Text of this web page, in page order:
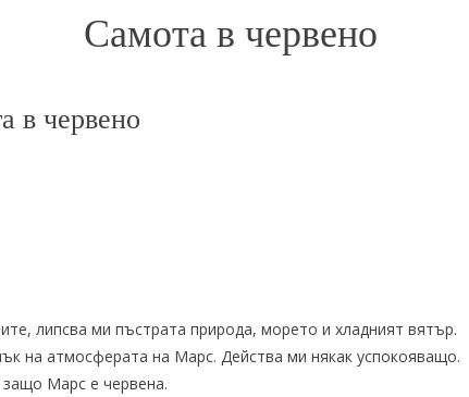
Самота в червено
в червено
липсва ми пъстрата природа, морето и хладният вятър.
на атмосферата на Марс. Действа ми някак успокояващо.
Марс е червена.